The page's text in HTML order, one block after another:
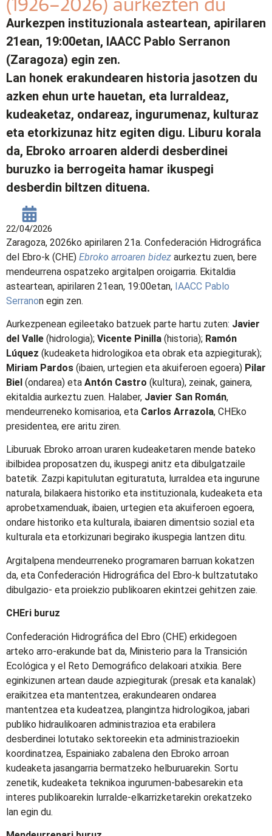
(1926–2026) aurkezten du
Aurkezpen instituzionala asteartean, apirilaren
21ean, 19:00etan, IAACC Pablo Serranon
(Zaragoza) egin zen.
Lan honek erakundearen historia jasotzen du
azken ehun urte hauetan, eta lurraldeaz,
kudeaketaz, ondareaz, ingurumenaz, kulturaz
eta etorkizunaz hitz egiten digu. Liburu korala
da, Ebroko arroaren alderdi desberdinei
buruzko ia berrogeita hamar ikuspegi
desberdin biltzen dituena.
22/04/2026
Zaragoza, 2026ko apirilaren 21a. Confederación Hidrográfica
del Ebro-k (CHE) Ebroko arroaren bidez aurkeztu zuen, bere
mendeurrena ospatzeko argitalpen oroigarria. Ekitaldia
asteartean, apirilaren 21ean, 19:00etan, IAACC Pablo
Serranon egin zen.
Aurkezpenean egileetako batzuek parte hartu zuten: Javier
del Valle (hidrologia); Vicente Pinilla (historia); Ramón
Lúquez (kudeaketa hidrologikoa eta obrak eta azpiegiturak);
Miriam Pardos (ibaien, urtegien eta akuiferoen egoera) Pilar
Biel (ondarea) eta Antón Castro (kultura), zeinak, gainera,
ekitaldia aurkeztu zuen. Halaber, Javier San Román,
mendeurreneko komisarioa, eta Carlos Arrazola, CHEko
presidentea, ere aritu ziren.
Liburuak Ebroko arroan uraren kudeaketaren mende bateko
ibilbidea proposatzen du, ikuspegi anitz eta dibulgatzaile
batetik. Zazpi kapitulutan egituratuta, lurraldea eta ingurune
naturala, bilakaera historiko eta instituzionala, kudeaketa eta
aprobetxamenduak, ibaien, urtegien eta akuiferoen egoera,
ondare historiko eta kulturala, ibaiaren dimentsio sozial eta
kulturala eta etorkizunari begirako ikuspegia lantzen ditu.
Argitalpena mendeurreneko programaren barruan kokatzen
da, eta Confederación Hidrográfica del Ebro-k bultzatutako
dibulgazio- eta proiekzio publikoaren ekintzei gehitzen zaie.
CHEri buruz
Confederación Hidrográfica del Ebro (CHE) erkidegoen
arteko arro-erakunde bat da, Ministerio para la Transición
Ecológica y el Reto Demográfico delakoari atxikia. Bere
eginkizunen artean daude azpiegiturak (presak eta kanalak)
eraikitzea eta mantentzea, erakundearen ondarea
mantentzea eta kudeatzea, plangintza hidrologikoa, jabari
publiko hidraulikoaren administrazioa eta erabilera
desberdinei lotutako sektoreekin eta administrazioekin
koordinatzea, Espainiako zabalena den Ebroko arroan
kudeaketa jasangarria bermatzeko helburuarekin. Sortu
zenetik, kudeaketa teknikoa ingurumen-babesarekin eta
interes publikoarekin lurralde-elkarrizketarekin orekatzeko
lan egin du.